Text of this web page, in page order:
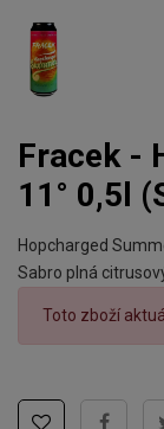
Fracek - Hopcharged Summer
11° 0,5l
Hopcharged
Sabro plná
Toto zboží